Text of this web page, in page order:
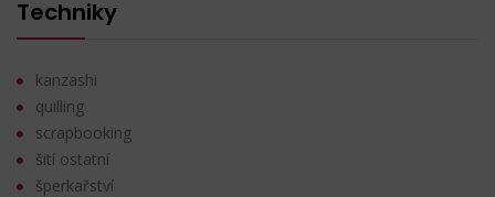
Techniky
kanzashi
quilling
scrapbooking
šití ostatní
šperkařství